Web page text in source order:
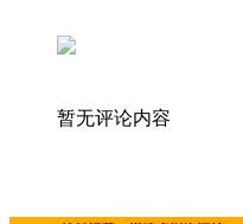
暂无评论内容